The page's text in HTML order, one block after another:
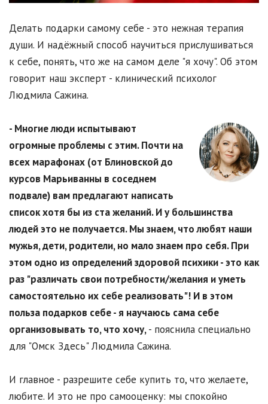
Делать подарки самому себе - это нежная терапия
души. И надёжный способ научиться прислушиваться
к себе, понять, что же на самом деле "я хочу". Об этом
говорит наш эксперт - клинический психолог
Людмила Сажина.
- Многие люди испытывают
огромные проблемы с этим. Почти на
всех марафонах (от Блиновской до
курсов Марьиванны в соседнем
подвале) вам предлагают написать
список хотя бы из ста желаний. И у большинства
людей это не получается. Мы знаем, что любят наши
мужья, дети, родители, но мало знаем про себя. При
этом одно из определений здоровой психики - это как
раз "различать свои потребности/желания и уметь
самостоятельно их себе реализовать"! И в этом
польза подарков себе - я научаюсь сама себе
организовывать то, что хочу,- пояснила специально
для "Омск Здесь" Людмила Сажина.
И главное - разрешите себе купить то, что желаете,
любите. И это не про самооценку: мы спокойно